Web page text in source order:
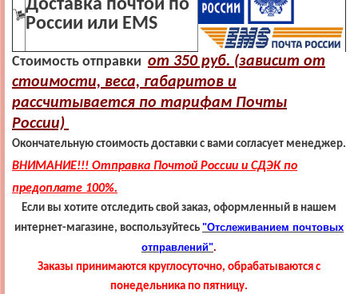
Доставка почтой по
России или EMS
Стоимость отправки от 350 руб. (зависит от
стоимости, веса, габаритов и
рассчитывается по тарифам Почты
России)
Окончательную стоимость доставки с вами согласует менеджер.
ВНИМАНИЕ!!! Отправка Почтой России и СДЭК по
предоплате 100%.
Если вы хотите отследить свой заказ, оформленный в нашем
интернет-магазине, воспользуйтесь "Отслеживанием почтовых
отправлений".
Заказы принимаются круглосуточно, обрабатываются с
понедельника по пятницу.